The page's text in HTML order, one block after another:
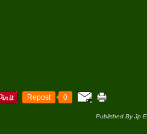
Repost 0
Published By Jp